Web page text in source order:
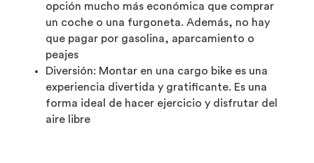
opción mucho más económica que comprar
un coche o una furgoneta. Además, no hay
que pagar por gasolina, aparcamiento o
peajes
Diversión: Montar en una cargo bike es una
experiencia divertida y gratificante. Es una
forma ideal de hacer ejercicio y disfrutar del
aire libre